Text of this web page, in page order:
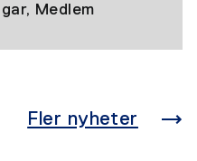
Medlem
Fler nyheter